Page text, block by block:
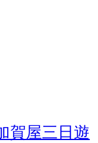
賀屋三日遊